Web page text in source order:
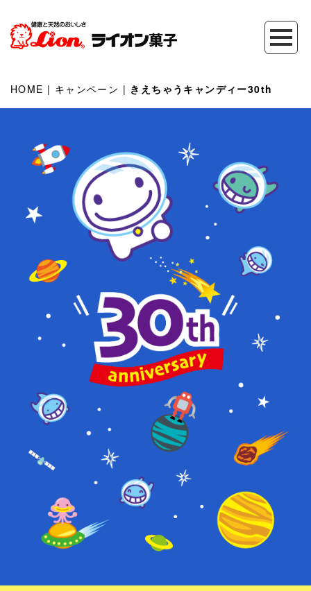
HOME | キャンペーン | きえちゃうキャンディー30th